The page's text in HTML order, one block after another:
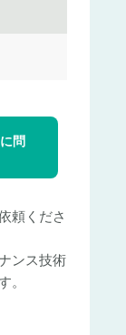
問
頼くださ
ンス技術
。